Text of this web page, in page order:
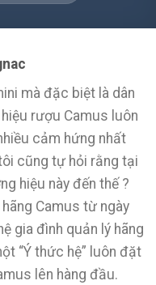
mà đặc biệt là dân
rượu Camus luôn
cảm hứng nhất
cũng tự hỏi rằng tại
hiệu này đến thế ?
Camus từ ngày
gia đình quản lý hãng
“Ý thức hệ” luôn đặt
lên hàng đầu.